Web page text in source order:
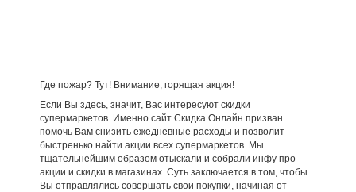
Где пожар? Тут! Внимание, горящая акция!
Если Вы здесь, значит, Вас интересуют скидки
супермаркетов. Именно сайт Скидка Онлайн призван
помочь Вам снизить ежедневные расходы и позволит
быстренько найти акции всех супермаркетов. Мы
тщательнейшим образом отыскали и собрали инфу про
акции и скидки в магазинах. Суть заключается в том, чтобы
Вы отправлялись совершать свои покупки, начиная от